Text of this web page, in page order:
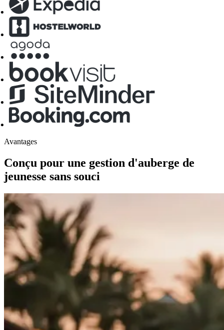
Avantages
Conçu pour une gestion d'auberge de
jeunesse sans souci